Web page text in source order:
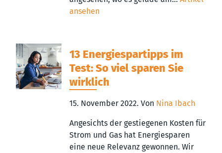
ansehen
13 Energiespartipps im
Test: So viel sparen Sie
wirklich
15. November 2022. Von Nina Ibach
Angesichts der gestiegenen Kosten für
Strom und Gas hat Energiesparen
eine neue Relevanz gewonnen. Wir